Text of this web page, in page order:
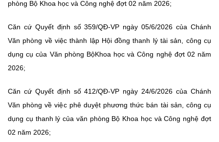
Bưu chính, Viễn thông
Tiêu chuẩn, đo lường, chất lượng
Năng lượng nguyên tử
Tin tổng hợp
Lấy ý kiến người dân về dự thảo VBQPPL
Khoa học và Công nghệ
Đổi mới sáng tạo
Chuyển đổi số
Sở hữu trí tuệ
Multimedia
Videos
Infographic
phòng Bộ Khoa học và Công nghệ đợt 02 năm 2026;
Căn cứ Quyết định số 359/QĐ-VP ngày 05/6/2026 của Chánh
Văn phòng về việc thành lập Hội đồng thanh lý tài sản, công cụ
dụng cụ của Văn phòng BộKhoa học và Công nghệ đợt 02 năm
2026;
Căn cứ Quyết định số 412/QĐ-VP ngày 24/6/2026 của Chánh
Văn phòng về việc phê duyệt phương thức bán tài sản, công cụ
dụng cụ thanh lý của văn phòng Bộ Khoa học và Công nghệ đợt
02 năm 2026;